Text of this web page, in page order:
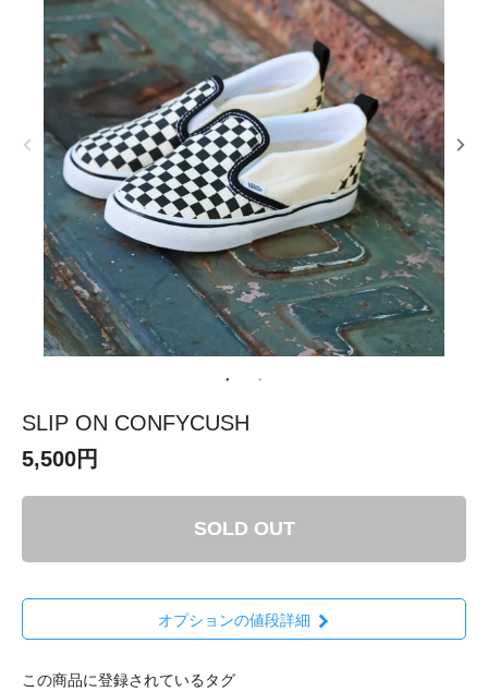
SLIP ON CONFYCUSH
5,500円
SOLD OUT
オプションの値段詳細
この商品に登録されているタグ